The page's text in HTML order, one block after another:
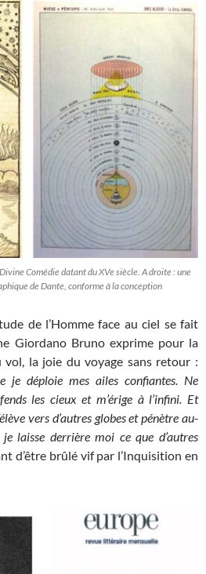
Comédie datant du XVe siècle. A droite : une
de Dante, conforme à la conception
de l’Homme face au ciel se fait
Giordano Bruno exprime pour la
vol, la joie du voyage sans retour :
je déploie mes ailes confiantes. Ne
les cieux et m’érige à l’infini. Et
vers d’autres globes et pénètre au-
laisse derrière moi ce que d’autres
d’être brûlé vif par l’Inquisition en